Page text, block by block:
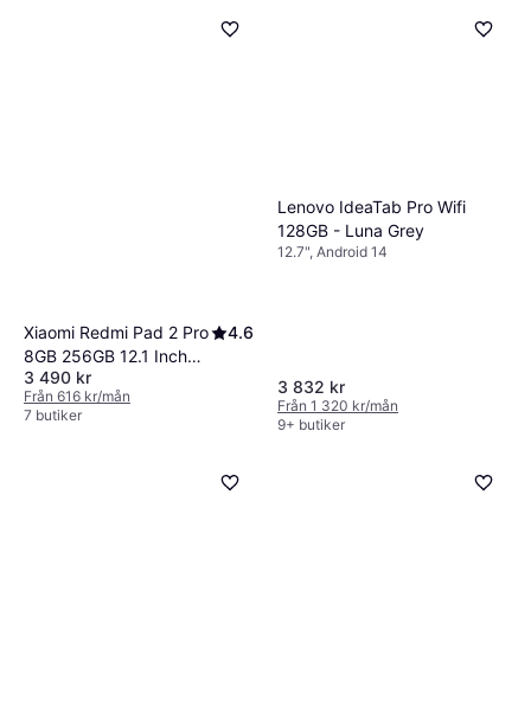
Xiaomi Redmi Pad 2 Pro
8GB 256GB 12.1 Inch
Tablet
4.6
3 490 kr
Från 616 kr/mån
7 butiker
Lenovo IdeaTab Pro Wifi
128GB - Luna Grey
12.7", Android 14
3 832 kr
Från 1 320 kr/mån
9+ butiker